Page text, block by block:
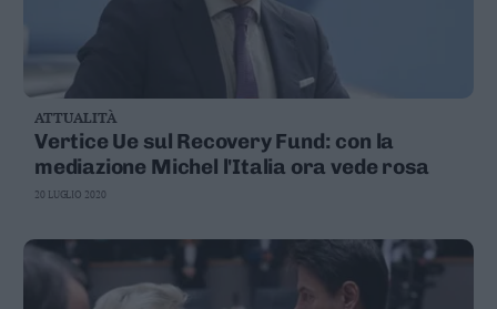
ATTUALITÀ
Vertice Ue sul Recovery Fund: con la
mediazione Michel l'Italia ora vede rosa
20 LUGLIO 2020